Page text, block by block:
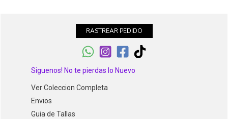
RASTREAR PEDIDO
Siguenos! No te pierdas lo Nuevo
Ver Coleccion Completa
Envios
Guia de Tallas